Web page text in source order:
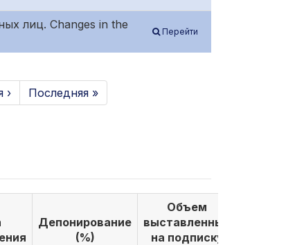
лиц. Changes in the
Перейти
› Последняя »
Депонирование
(%)
Объем
выставленных
на подписку